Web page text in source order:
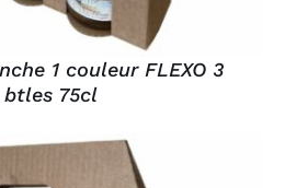
1 couleur FLEXO 3
btles 75cl